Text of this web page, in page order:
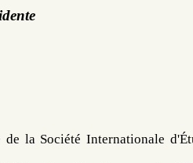
la Société Internationale